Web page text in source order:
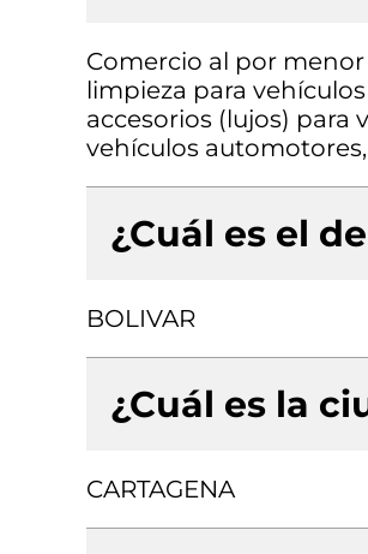
Comercio al por
limpieza para
accesorios (lujos)
vehículos
¿Cuál es el
BOLIVAR
¿Cuál es la
CARTAGENA